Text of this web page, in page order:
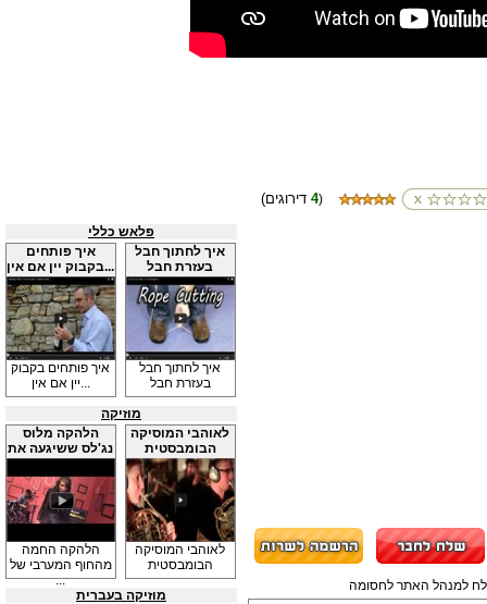
4)
פלאש כללי
איך פותחים
בקבוק יין אם אין...
איך פותחים בקבוק
יין אם אין...
איך לחתוך חבל
בעזרת חבל
איך לחתוך חבל
בעזרת חבל
מוזיקה
הלהקה מלוס
נג'לס ששיגעה את
...
הלהקה החמה
מהחוף המערבי של
...
לאוהבי המוסיקה
הבומבסטית
לאוהבי המוסיקה
הבומבסטית
מוזיקה בעברית
למנהל האתר לחסומה